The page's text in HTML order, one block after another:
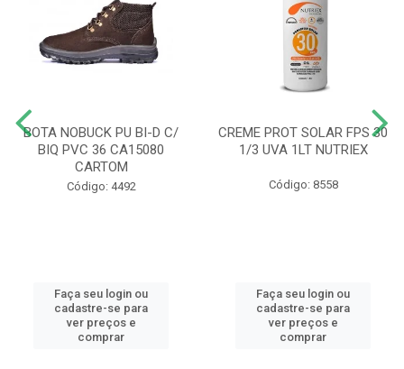
BOTA NOBUCK PU BI-D C/
BIQ PVC 36 CA15080
CARTOM
Código: 4492
Faça seu login ou
cadastre-se para
ver preços e
comprar
CREME PROT SOLAR FPS 30
1/3 UVA 1LT NUTRIEX
Código: 8558
Faça seu login ou
cadastre-se para
ver preços e
comprar